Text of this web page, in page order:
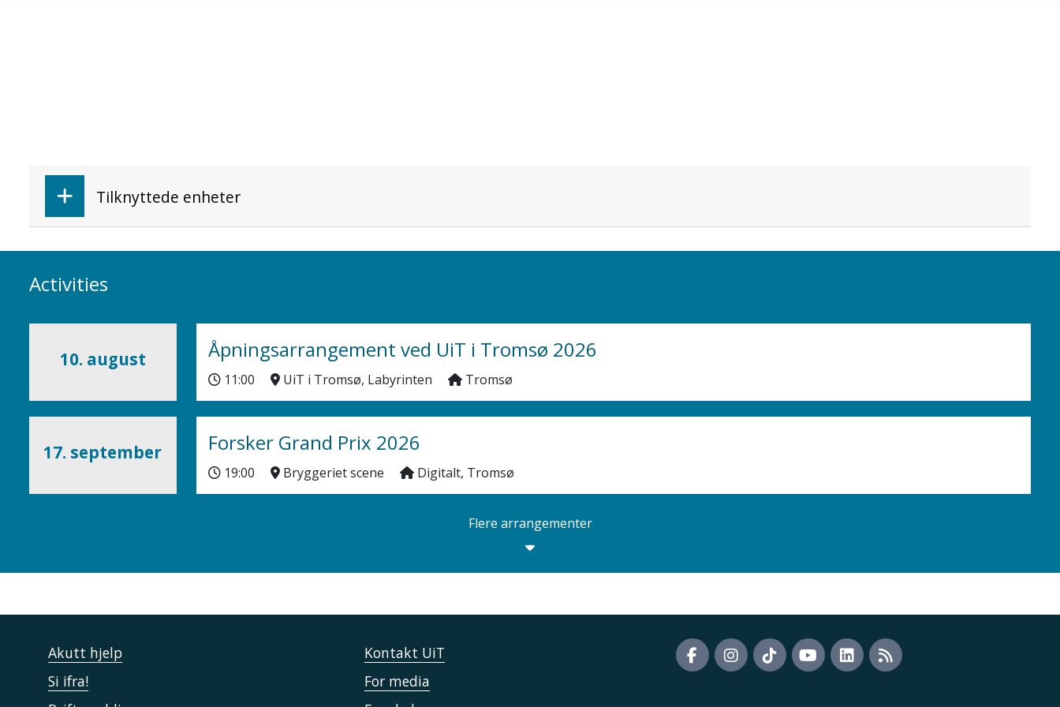
Tilknyttede enheter
Activities
10. august Åpningsarrangement ved UiT i Tromsø 2026
11:00 UiT i Tromsø, Labyrinten Tromsø
17. september Forsker Grand Prix 2026
19:00 Bryggeriet scene Digitalt, Tromsø
Flere arrangementer
Akutt hjelp
Si ifra!
Kontakt UiT
For media